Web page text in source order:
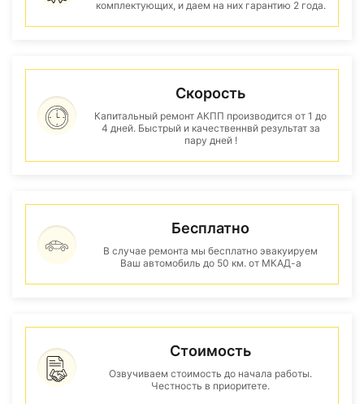
комплектующих, и даем на них гарантию 2 года.
Скорость
Капитальный ремонт АКПП производится от 1 до
4 дней. Быстрый и качественнвй результат за
пару дней !
Бесплатно
В случае ремонта мы бесплатно эвакуируем
Ваш автомобиль до 50 км. от МКАД-а
Стоимость
Озвучиваем стоимость до начала работы.
Честность в приоритете.